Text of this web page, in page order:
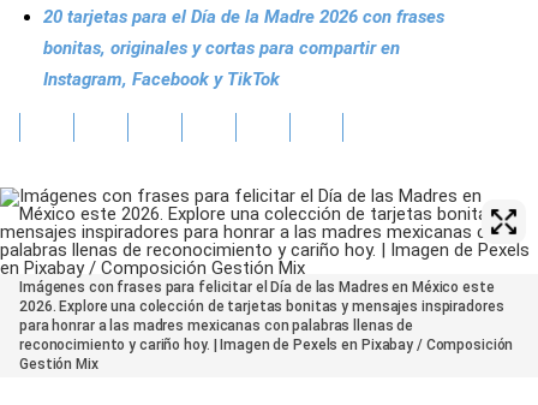
20 tarjetas para el Día de la Madre 2026 con frases
bonitas, originales y cortas para compartir en
Instagram, Facebook y TikTok
Imágenes con frases para felicitar el Día de las Madres en México este
2026. Explore una colección de tarjetas bonitas y mensajes inspiradores
para honrar a las madres mexicanas con palabras llenas de
reconocimiento y cariño hoy. | Imagen de Pexels en Pixabay / Composición
Gestión Mix